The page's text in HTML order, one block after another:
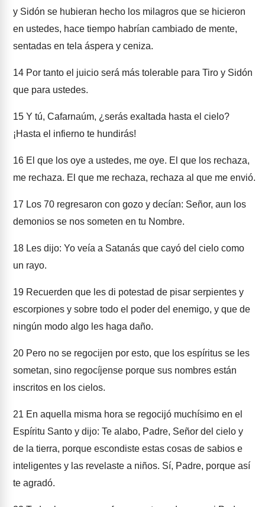
y Sidón se hubieran hecho los milagros que se hicieron
en ustedes, hace tiempo habrían cambiado de mente,
sentadas en tela áspera y ceniza.
14 Por tanto el juicio será más tolerable para Tiro y Sidón
que para ustedes.
15 Y tú, Cafarnaúm, ¿serás exaltada hasta el cielo?
¡Hasta el infierno te hundirás!
16 El que los oye a ustedes, me oye. El que los rechaza,
me rechaza. El que me rechaza, rechaza al que me envió.
17 Los 70 regresaron con gozo y decían: Señor, aun los
demonios se nos someten en tu Nombre.
18 Les dijo: Yo veía a Satanás que cayó del cielo como
un rayo.
19 Recuerden que les di potestad de pisar serpientes y
escorpiones y sobre todo el poder del enemigo, y que de
ningún modo algo les haga daño.
20 Pero no se regocijen por esto, que los espíritus se les
sometan, sino regocíjense porque sus nombres están
inscritos en los cielos.
21 En aquella misma hora se regocijó muchísimo en el
Espíritu Santo y dijo: Te alabo, Padre, Señor del cielo y
de la tierra, porque escondiste estas cosas de sabios e
inteligentes y las revelaste a niños. Sí, Padre, porque así
te agradó.